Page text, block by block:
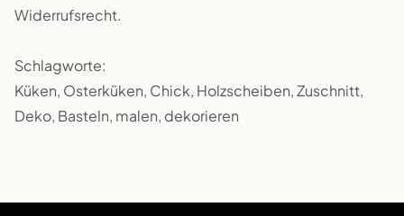
Widerrufsrecht.
Schlagworte:
Küken, Osterküken, Chick, Holzscheiben, Zuschnitt,
Deko, Basteln, malen, dekorieren